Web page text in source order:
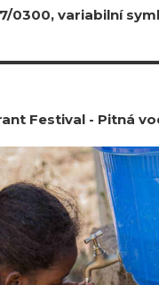
0300, variabilní
Festival - Pitná